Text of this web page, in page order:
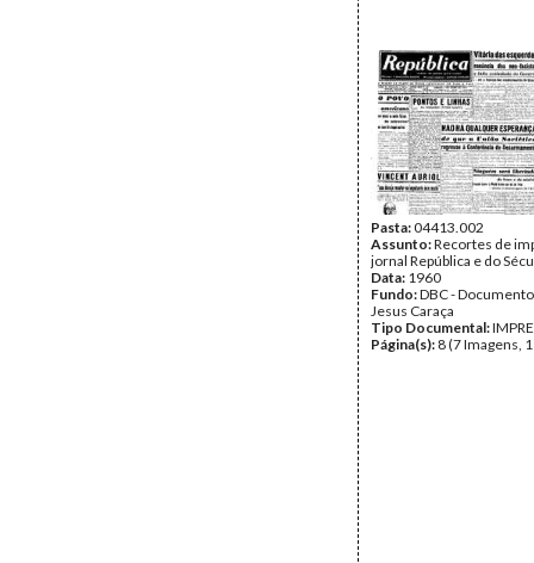
Pasta:04413.002
Assunto:Recortes de
jornal República e do
Data: 1960
Fundo:DBC -
Jesus Caraça
Tipo Documental:
Página(s): 8 (7 Imagens,